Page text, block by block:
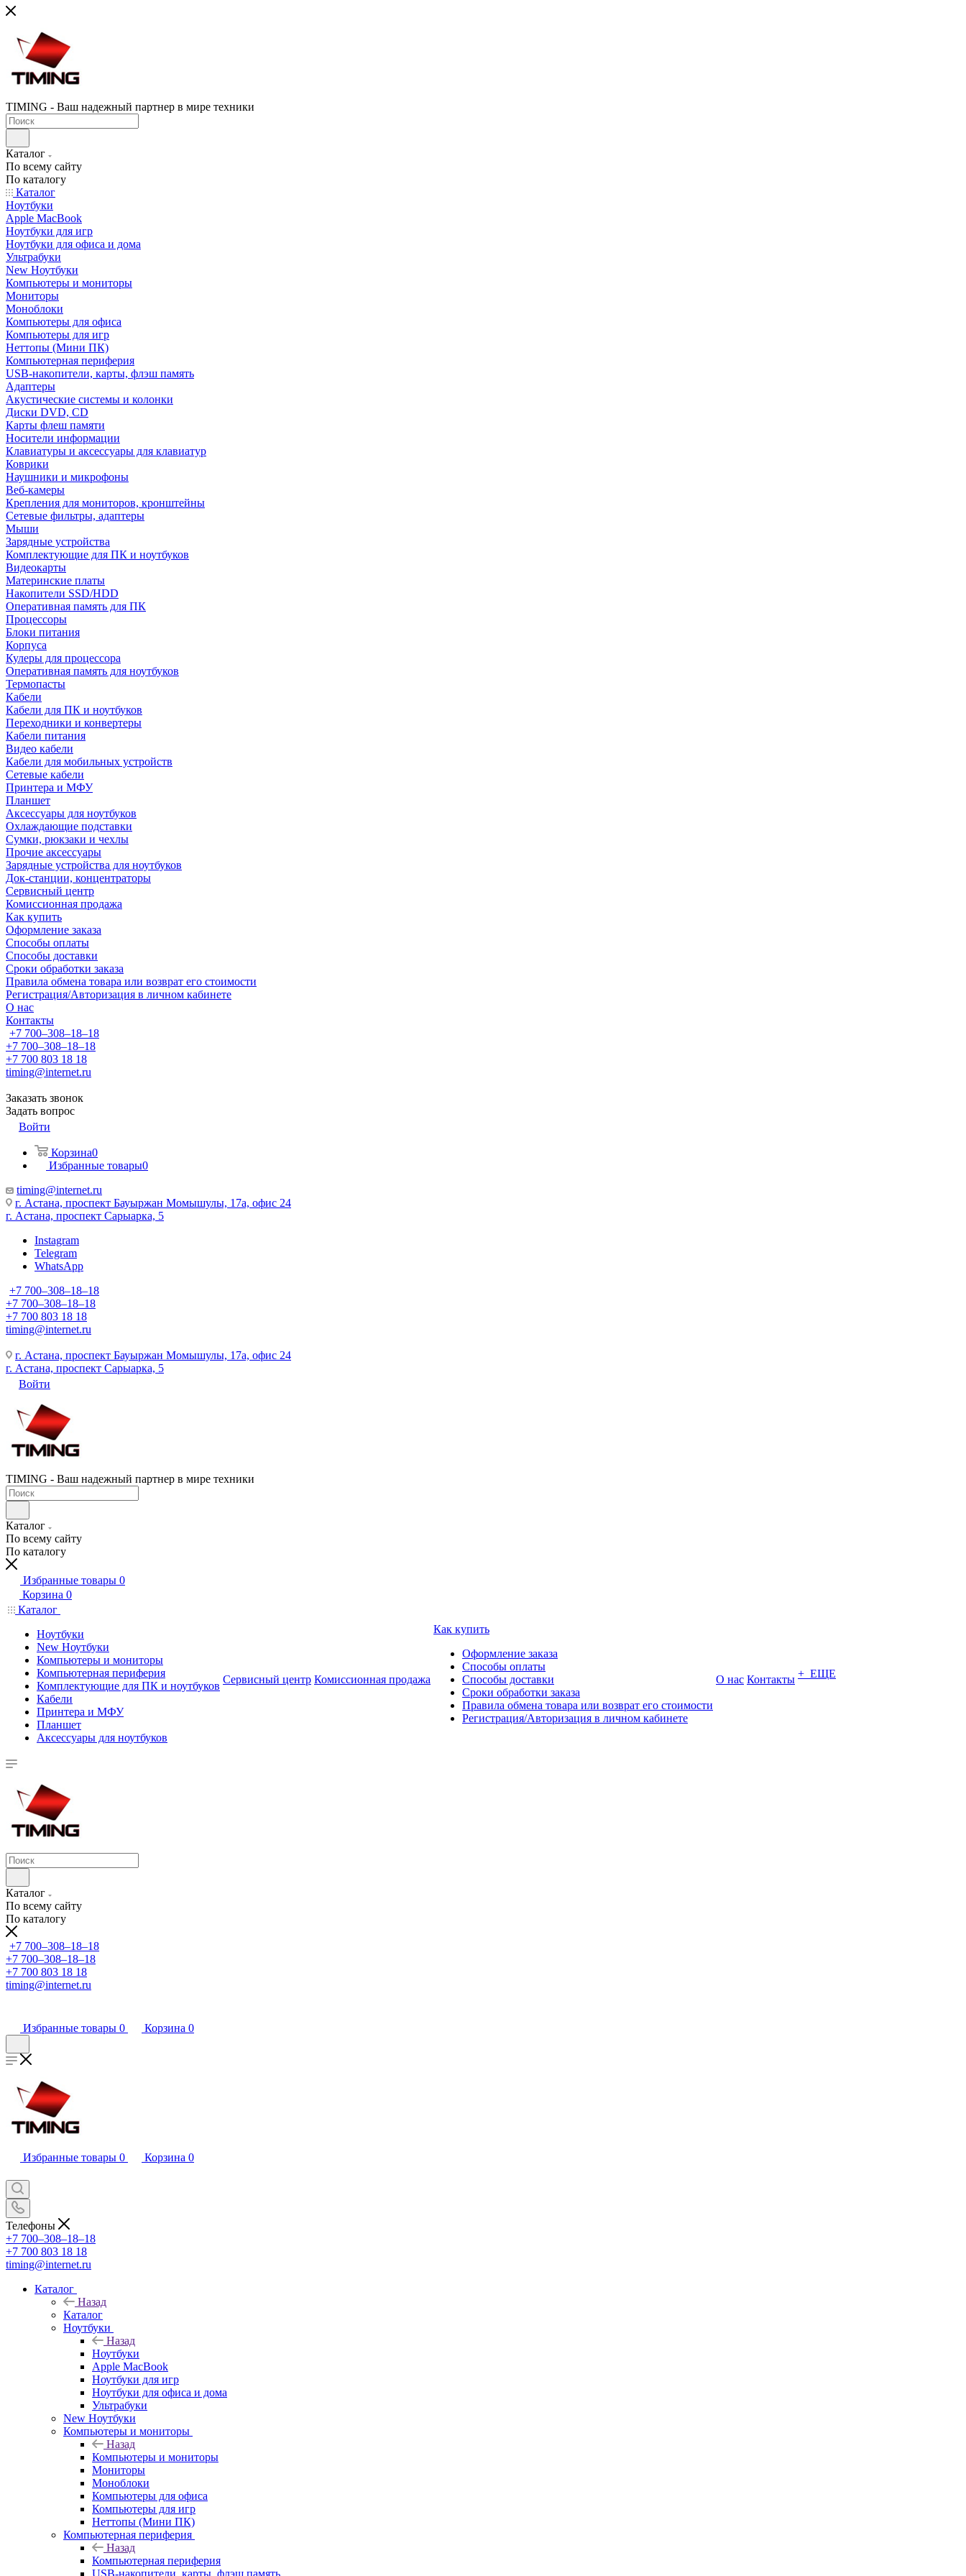
TIMING - Ваш надежный партнер в мире техники
Каталог
По всему сайту
По каталогу
Каталог
Ноутбуки
Apple MacBook
Ноутбуки для игр
Ноутбуки для офиса и дома
Ультрабуки
New Ноутбуки
Компьютеры и мониторы
Мониторы
Моноблоки
Компьютеры для офиса
Компьютеры для игр
Неттопы (Мини ПК)
Компьютерная периферия
USB-накопители, карты, флэш память
Адаптеры
Акустические системы и колонки
Диски DVD, CD
Карты флеш памяти
Носители информации
Клавиатуры и аксессуары для клавиатур
Коврики
Наушники и микрофоны
Веб-камеры
Крепления для мониторов, кронштейны
Сетевые фильтры, адаптеры
Мыши
Зарядные устройства
Комплектующие для ПК и ноутбуков
Видеокарты
Материнские платы
Накопители SSD/HDD
Оперативная память для ПК
Процессоры
Блоки питания
Корпуса
Кулеры для процессора
Оперативная память для ноутбуков
Термопасты
Кабели
Кабели для ПК и ноутбуков
Переходники и конвертеры
Кабели питания
Видео кабели
Кабели для мобильных устройств
Сетевые кабели
Принтера и МФУ
Планшет
Аксессуары для ноутбуков
Охлаждающие подставки
Сумки, рюкзаки и чехлы
Прочие аксессуары
Зарядные устройства для ноутбуков
Док-станции, концентраторы
Сервисный центр
Комиссионная продажа
Как купить
Оформление заказа
Способы оплаты
Способы доставки
Сроки обработки заказа
Правила обмена товара или возврат его стоимости
Регистрация/Авторизация в личном кабинете
О нас
Контакты
+7 700‒308‒18‒18
+7 700‒308‒18‒18
+7 700 803 18 18
timing@internet.ru
Заказать звонок
Задать вопрос
Войти
Корзина0
Избранные товары0
timing@internet.ru
г. Астана, проспект Бауыржан Момышулы, 17а, офис 24
г. Астана, проспект Сарыарка, 5
Instagram
Telegram
WhatsApp
+7 700‒308‒18‒18
+7 700‒308‒18‒18
+7 700 803 18 18
timing@internet.ru
г. Астана, проспект Бауыржан Момышулы, 17а, офис 24
г. Астана, проспект Сарыарка, 5
Войти
TIMING - Ваш надежный партнер в мире техники
Каталог
По всему сайту
По каталогу
Избранные товары 0
Корзина 0
Каталог
Ноутбуки
New Ноутбуки
Компьютеры и мониторы
Компьютерная периферия
Комплектующие для ПК и ноутбуков
Кабели
Принтера и МФУ
Планшет
Аксессуары для ноутбуков
Сервисный центр Комиссионная продажа
Как купить
Оформление заказа
Способы оплаты
Способы доставки
Сроки обработки заказа
Правила обмена товара или возврат его стоимости
Регистрация/Авторизация в личном кабинете
О нас Контакты + ЕЩЕ
Каталог
По всему сайту
По каталогу
+7 700‒308‒18‒18
+7 700‒308‒18‒18
+7 700 803 18 18
timing@internet.ru
Избранные товары 0 Корзина 0
Избранные товары 0 Корзина 0
Телефоны
+7 700‒308‒18‒18
+7 700 803 18 18
timing@internet.ru
Каталог
Назад
Каталог
Ноутбуки
Назад
Ноутбуки
Apple MacBook
Ноутбуки для игр
Ноутбуки для офиса и дома
Ультрабуки
New Ноутбуки
Компьютеры и мониторы
Назад
Компьютеры и мониторы
Мониторы
Моноблоки
Компьютеры для офиса
Компьютеры для игр
Неттопы (Мини ПК)
Компьютерная периферия
Назад
Компьютерная периферия
USB-накопители, карты, флэш память